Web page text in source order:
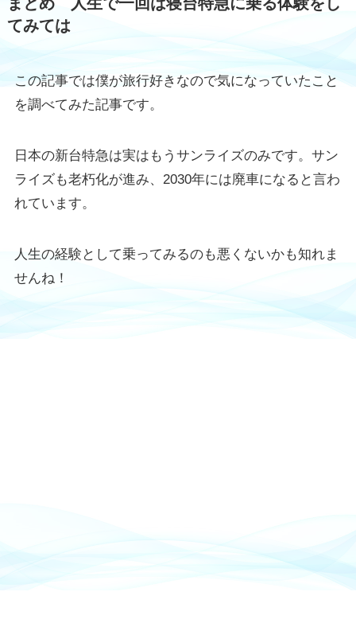
まとめ 人生で一回は寝台特急に乗る体験をし
てみては
この記事では僕が旅行好きなので気になっていたこと
を調べてみた記事です。
日本の新台特急は実はもうサンライズのみです。サン
ライズも老朽化が進み、2030年には廃車になると言わ
れています。
人生の経験として乗ってみるのも悪くないかも知れま
せんね！